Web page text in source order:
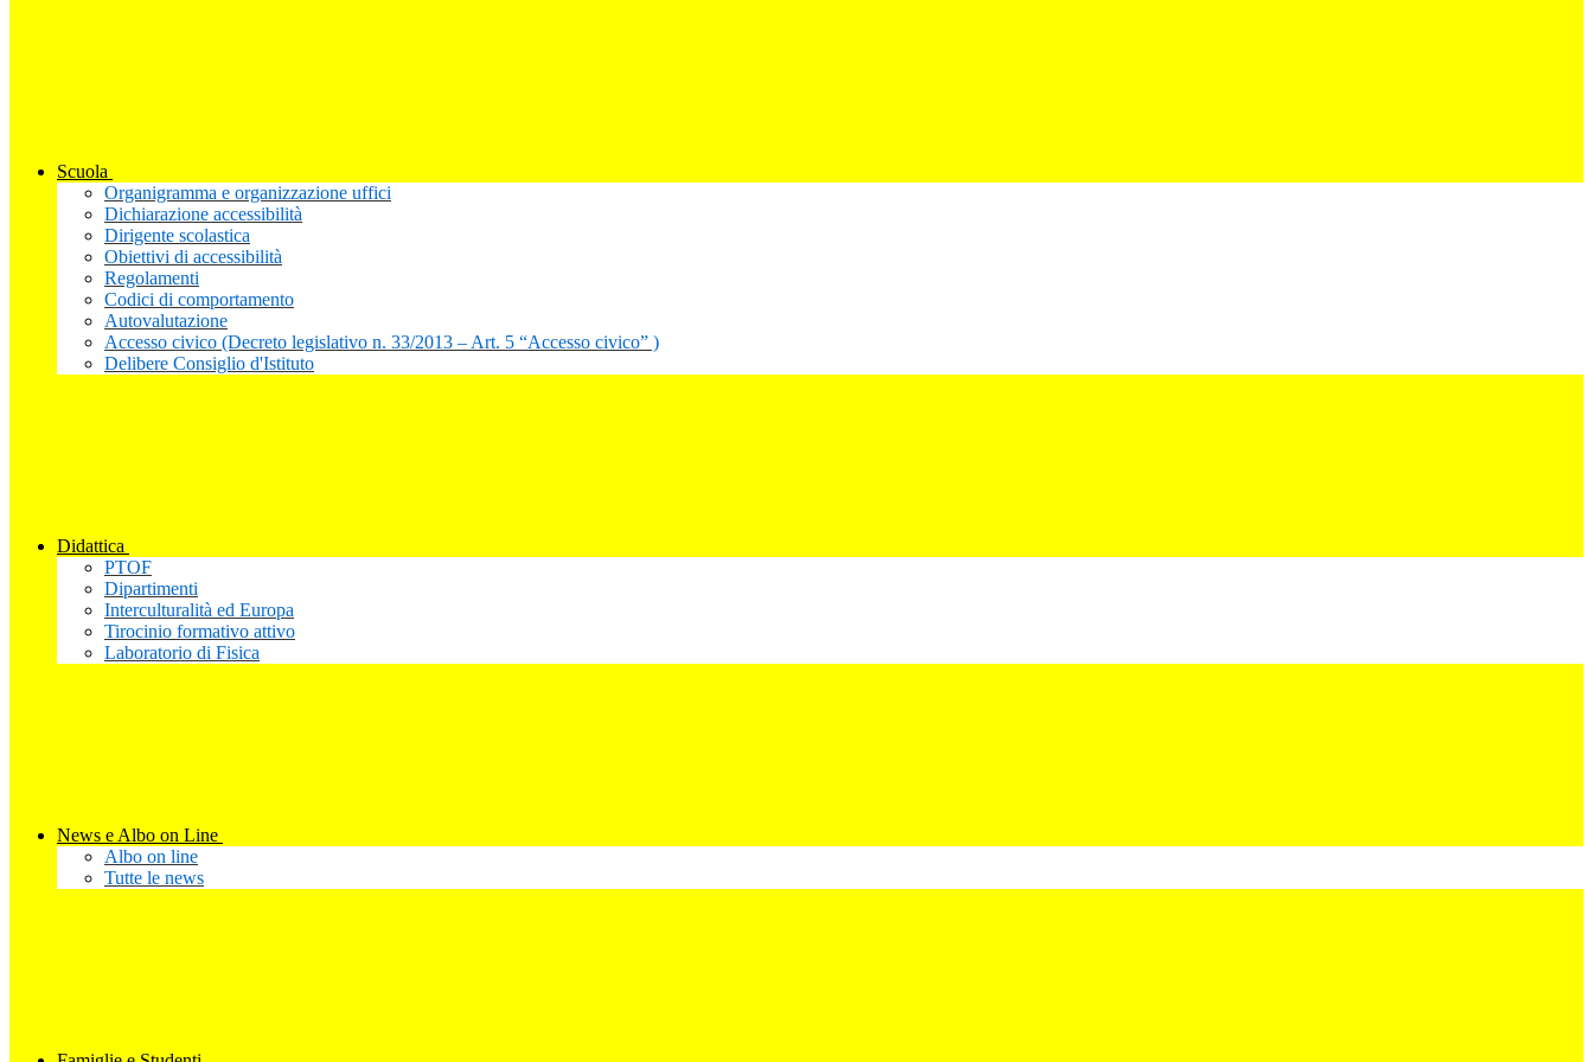
Scuola
Organigramma e organizzazione uffici
Dichiarazione accessibilità
Dirigente scolastica
Obiettivi di accessibilità
Regolamenti
Codici di comportamento
Autovalutazione
Accesso civico (Decreto legislativo n. 33/2013 – Art. 5 “Accesso civico” )
Delibere Consiglio d'Istituto
Didattica
PTOF
Dipartimenti
Interculturalità ed Europa
Tirocinio formativo attivo
Laboratorio di Fisica
News e Albo on Line
Albo on line
Tutte le news